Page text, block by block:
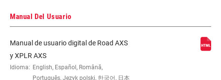
CHAINRING
OFFSET
Manual Del Usuario
Manual de usuario digital de Road AXS
y XPLR AXS
Idioma: English, Español, Română,
Português, Język polski, 한국어, 日本